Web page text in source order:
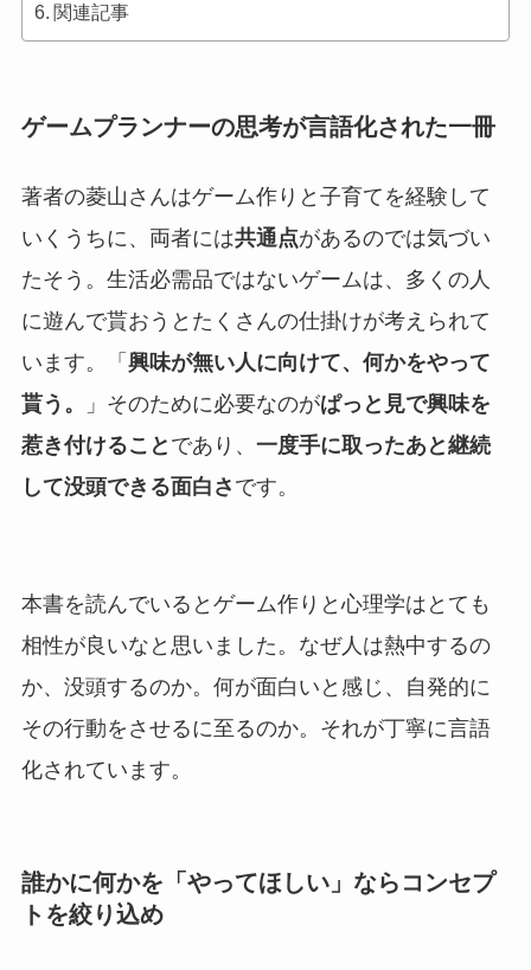
関連記事
ゲームプランナーの思考が言語化された一冊
著者の菱山さんはゲーム作りと子育てを経験して
いくうちに、両者には共通点があるのでは気づい
たそう。生活必需品ではないゲームは、多くの人
に遊んで貰おうとたくさんの仕掛けが考えられて
います。「 興味が無い人に向けて、何かをやって
貰う。
」そのために必要なのがぱっと見で興味を
惹き付けること であり、 一度手に取ったあと継続
して没頭できる面白さ です。
本書を読んでいるとゲーム作りと心理学はとても
相性が良いなと思いました。なぜ人は熱中するの
か、没頭するのか。何が面白いと感じ、自発的に
その行動をさせるに至るのか。それが丁寧に言語
化されています。
誰かに何かを「やってほしい」ならコンセプ
トを絞り込め